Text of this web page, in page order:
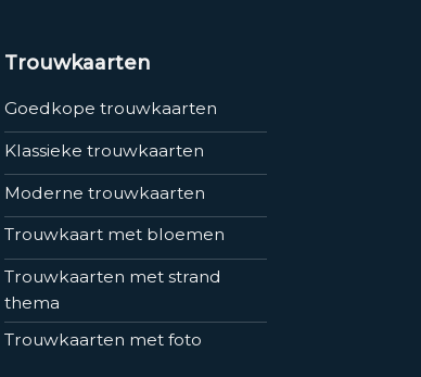
Trouwkaarten
Goedkope trouwkaarten
Klassieke trouwkaarten
Moderne trouwkaarten
Trouwkaart met bloemen
Trouwkaarten met strand
thema
Trouwkaarten met foto